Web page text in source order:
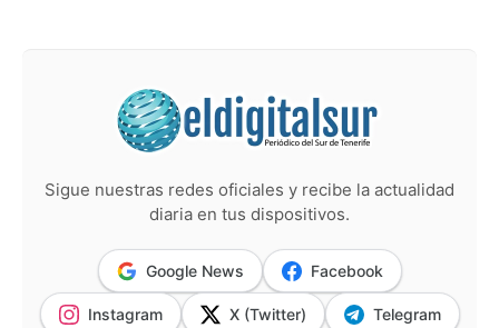
Sigue nuestras redes oficiales y recibe la actualidad
diaria en tus dispositivos.
Google News Facebook
Instagram X (Twitter) Telegram